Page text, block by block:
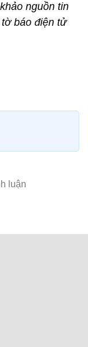
nguồn tin
báo điện tử